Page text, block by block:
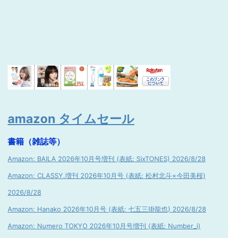
amazon タイムセール
書籍（雑誌等）
Amazon: BAILA 2026年10月号増刊 (表紙: SixTONES) 2026/8/28
Amazon: CLASSY.増刊 2026年10月号 (表紙: 松村北斗×今田美桜)
2026/8/28
Amazon: Hanako 2026年10月号 (表紙: 七五三掛龍也) 2026/8/28
Amazon: Numero TOKYO 2026年10月号増刊 (表紙: Number_i)